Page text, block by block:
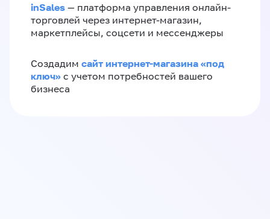
inSales — платформа управления онлайн-
торговлей через интернет-магазин,
маркетплейсы, соцсети и мессенджеры
Создадим сайт интернет-магазина «под
ключ» с учетом потребностей вашего
бизнеса